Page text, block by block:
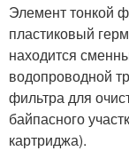
Элемент тонкой
пластиковый
находится
водопроводной
фильтра для
байпасного
картриджа).